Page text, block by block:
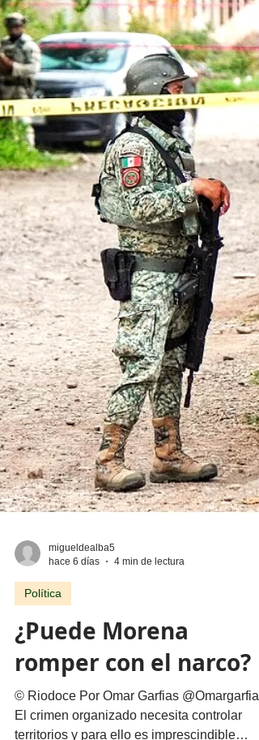
que considerar, en el origen de las
estrategias anunciadas por el gobierno de
los Estados Unidos (EUA) en su lucha
el narcotráfico, la persistencia que tiene el
presidente Donald Trump en qu
migueldealba5
hace 6 días
4 min de lectura
Política
¿Puede Morena